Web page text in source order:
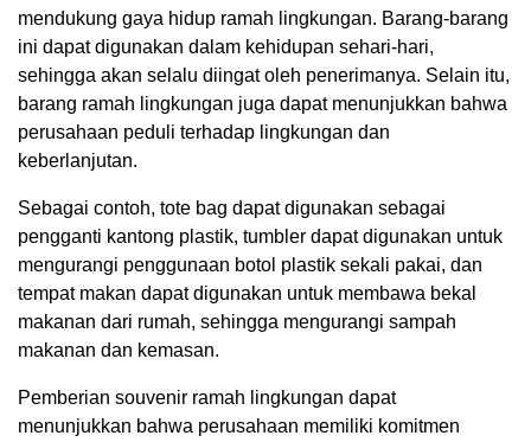
mendukung gaya hidup ramah lingkungan. Barang-barang
ini dapat digunakan dalam kehidupan sehari-hari,
sehingga akan selalu diingat oleh penerimanya. Selain itu,
barang ramah lingkungan juga dapat menunjukkan bahwa
perusahaan peduli terhadap lingkungan dan
keberlanjutan.
Sebagai contoh, tote bag dapat digunakan sebagai
pengganti kantong plastik, tumbler dapat digunakan untuk
mengurangi penggunaan botol plastik sekali pakai, dan
tempat makan dapat digunakan untuk membawa bekal
makanan dari rumah, sehingga mengurangi sampah
makanan dan kemasan.
Pemberian souvenir ramah lingkungan dapat
menunjukkan bahwa perusahaan memiliki komitmen